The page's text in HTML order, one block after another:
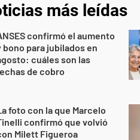
más leídas
confirmó el aumento
bono para jubilados en
cuáles son las
de cobro
foto con la que Marcelo
confirmó que volvió
Milett Figueroa